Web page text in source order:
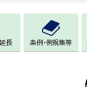
長 条例・例規集等